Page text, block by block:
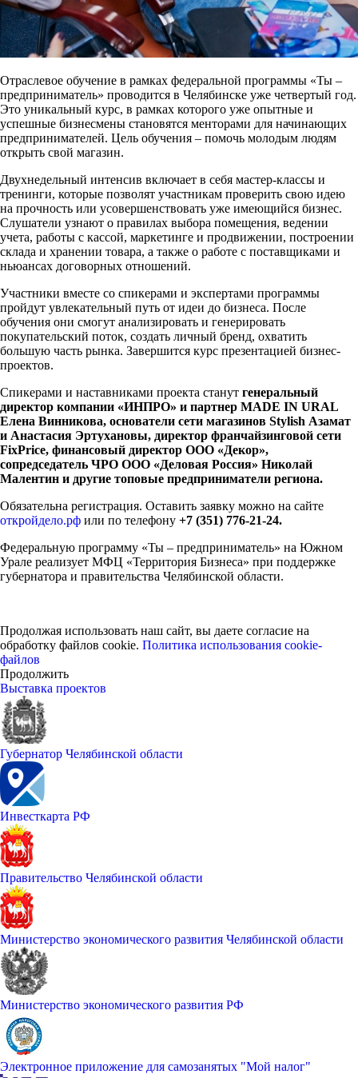
Отраслевое обучение в рамках федеральной программы «Ты –
предприниматель» проводится в Челябинске уже четвертый год.
Это уникальный курс, в рамках которого уже опытные и
успешные бизнесмены становятся менторами для начинающих
предпринимателей. Цель обучения – помочь молодым людям
открыть свой магазин.
Двухнедельный интенсив включает в себя мастер-классы и
тренинги, которые позволят участникам проверить свою идею
на прочность или усовершенствовать уже имеющийся бизнес.
Слушатели узнают о правилах выбора помещения, ведении
учета, работы с кассой, маркетинге и продвижении, построении
склада и хранении товара, а также о работе с поставщиками и
ньюансах договорных отношений.
Участники вместе со спикерами и экспертами программы
пройдут увлекательный путь от идеи до бизнеса. После
обучения они смогут анализировать и генерировать
покупательский поток, создать личный бренд, охватить
большую часть рынка. Завершится курс презентацией бизнес-
проектов.
Спикерами и наставниками проекта станут генеральный
директор компании «ИНПРО» и партнер MADE IN URAL
Елена Винникова, основатели сети магазинов Stylish Азамат
и Анастасия Эртухановы, директор франчайзинговой сети
FixPrice, финансовый директор ООО «Декор»,
сопредседатель ЧРО ООО «Деловая Россия» Николай
Малентин и другие топовые предприниматели региона.
Обязательна регистрация. Оставить заявку можно на сайте
откройдело.рф или по телефону +7 (351) 776-21-24.
Федеральную программу «Ты – предприниматель» на Южном
Урале реализует МФЦ «Территория Бизнеса» при поддержке
губернатора и правительства Челябинской области.
Продолжая использовать наш сайт, вы даете согласие на
обработку файлов cookie. Политика использования cookie-
файлов
Продолжить
Выставка проектов
Губернатор Челябинской области
Инвесткарта РФ
Правительство Челябинской области
Министерство экономического развития Челябинской области
Министерство экономического развития РФ
Электронное приложение для самозанятых "Мой налог"